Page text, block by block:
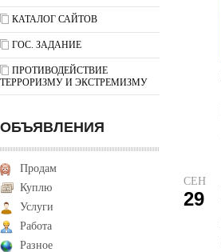
КАТАЛОГ САЙТОВ
ГОС. ЗАДАНИЕ
ПРОТИВОДЕЙСТВИЕ
ТЕРРОРИЗМУ И ЭКСТРЕМИЗМУ
ОБЪЯВЛЕНИЯ
Продам
Куплю
Услуги
Работа
Разное
СЕН
29